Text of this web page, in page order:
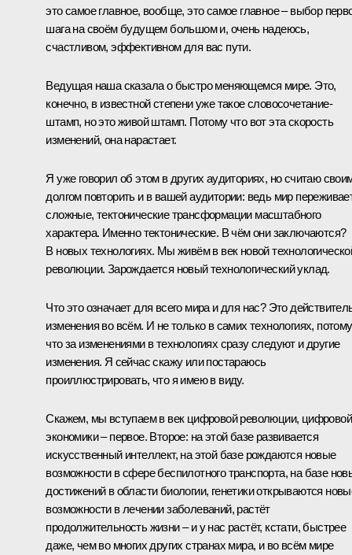
это самое главное, вообще, это самое главное – выбор
шага на своём будущем большом и, очень надеюсь,
счастливом, эффективном для вас пути.
Ведущая наша сказала о быстро меняющемся мире. Это,
конечно, в известной степени уже такое словосочетание-
штамп, но это живой штамп. Потому что вот эта скорость
изменений, она нарастает.
Я уже говорил об этом в других аудиториях, но считаю
долгом повторить и в вашей аудитории: ведь мир
сложные, тектонические трансформации масштабного
характера. Именно тектонические. В чём они заключаются?
В новых технологиях. Мы живём в век новой
революции. Зарождается новый технологический уклад.
Что это означает для всего мира и для нас? Это
изменения во всём. И не только в самих технологиях, потому
что за изменениями в технологиях сразу следуют и другие
изменения. Я сейчас скажу или постараюсь
проиллюстрировать, что я имею в виду.
Скажем, мы вступаем в век цифровой революции, цифровой
экономики – первое. Второе: на этой базе развивается
искусственный интеллект, на этой базе рождаются новые
возможности в сфере беспилотного транспорта, на базе
достижений в области биологии, генетики открываются
возможности в лечении заболеваний, растёт
продолжительность жизни – и у нас растёт, кстати, быстрее
даже, чем во многих других странах мира, и во всём мире